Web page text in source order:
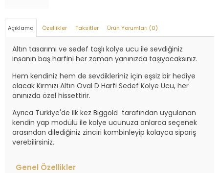
Açıklama Özellikler Taksitler Ürün Yorumları (0)
Altın tasarımı ve sedef taşlı kolye ucu ile sevdiğiniz
insanın baş harfini her zaman yanınızda taşıyacaksınız.
Hem kendiniz hem de sevdikleriniz için eşsiz bir hediye
olacak Kırmızı Altın Oval D Harfi Sedef Kolye Ucu, her
anınızda özel hissettirir.
Ayrıca Türkiye'de ilk kez Biggold tarafından uygulanan
kendin yap modülü ile kolye ucunuza onlarca seçenek
arasından dilediğiniz zinciri kombinleyip kolayca sipariş
verebilirsiniz.
Genel Özellikler